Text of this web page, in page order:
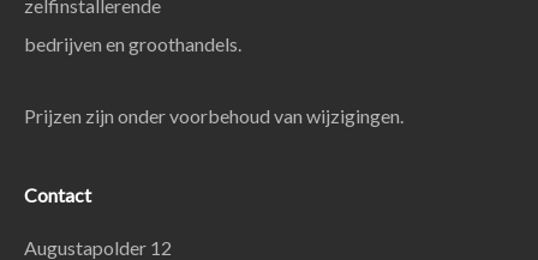
zelfinstallerende
bedrijven en groothandels.
Prijzen zijn onder voorbehoud van wijzigingen.
Contact
Augustapolder 12